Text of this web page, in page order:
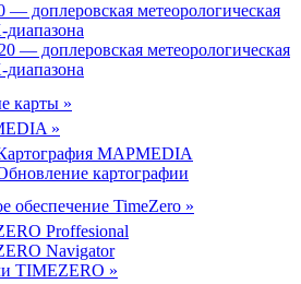
— доплеровская метеорологическая
— доплеровская метеорологическая
карты »
»
MAPMEDIA
картографии
обеспечение TimeZero »
Proffesional
Navigator
TIMEZERO »